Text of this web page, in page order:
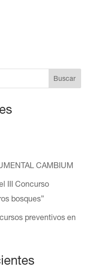
Buscar
CAMBIUM
III Concurso
bosques”
preventivos en